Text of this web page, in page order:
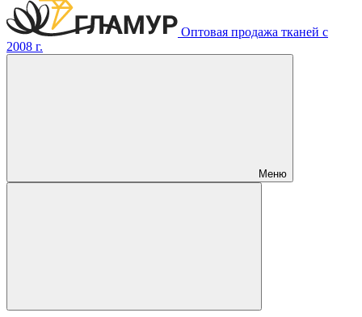
Оптовая продажа тканей с
2008 г.
Меню